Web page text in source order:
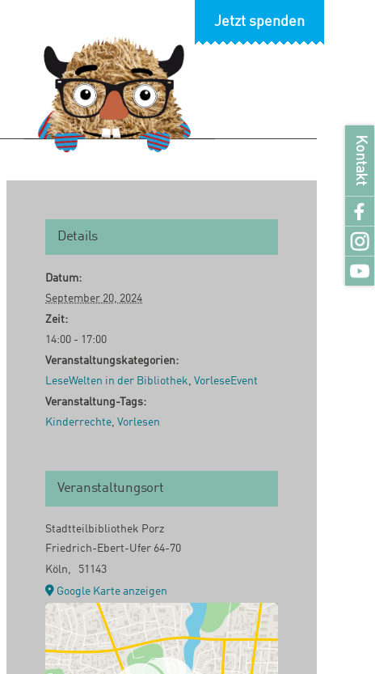
Jetzt spenden
Details
Datum:
September 20, 2024
Zeit:
14:00 - 17:00
Veranstaltungskategorien:
LeseWelten in der Bibliothek, VorleseEvent
Veranstaltung-Tags:
Kinderrechte, Vorlesen
Veranstaltungsort
Stadtteilbibliothek Porz
Friedrich-Ebert-Ufer 64-70
Köln,
51143
Google Karte anzeigen
Kontakt